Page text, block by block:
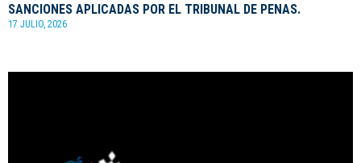
SANCIONES APLICADAS POR EL TRIBUNAL DE PENAS.
17 JULIO, 2026